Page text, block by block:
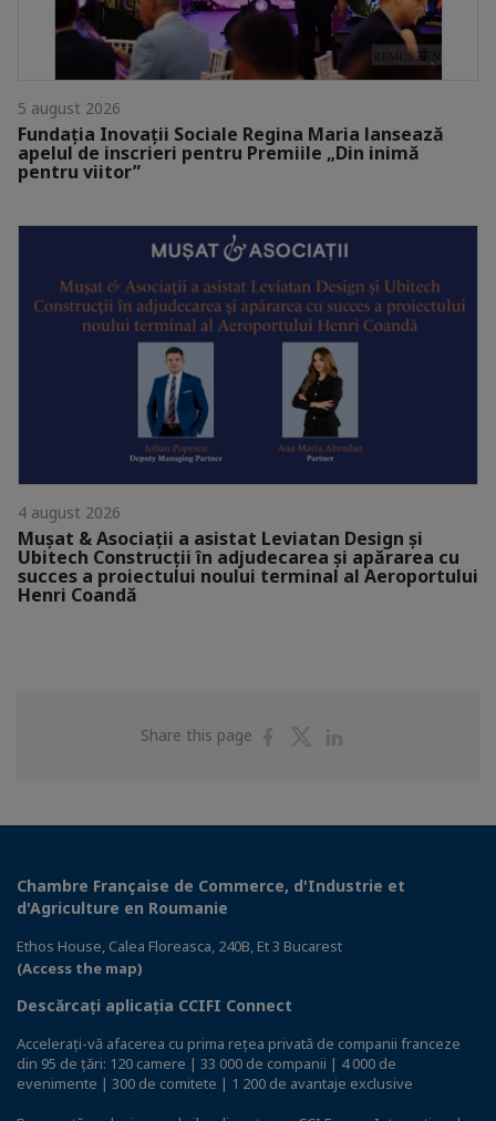
5 august 2026
Fundația Inovații Sociale Regina Maria lansează
apelul de inscrieri pentru Premiile „Din inimă
pentru viitor”
4 august 2026
Mușat & Asociații a asistat Leviatan Design și
Ubitech Construcții în adjudecarea și apărarea cu
succes a proiectului noului terminal al Aeroportului
Henri Coandă
Share this page
ShareShare
Chambre Française de Commerce, d'Industrie et
d'Agriculture en Roumanie
Ethos House, Calea Floreasca, 240B, Et 3 Bucarest
(Access the map)
Descărcați aplicația CCIFI Connect
Accelerați-vă afacerea cu prima rețea privată de companii franceze
din 95 de țări: 120 camere | 33 000 de companii | 4 000 de
evenimente | 300 de comitete | 1 200 de avantaje exclusive